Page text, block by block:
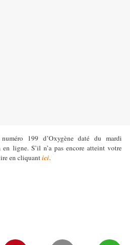
199 d’Oxygène daté du mardi
ligne. S’il n’a pas encore atteint votre
en cliquantici.